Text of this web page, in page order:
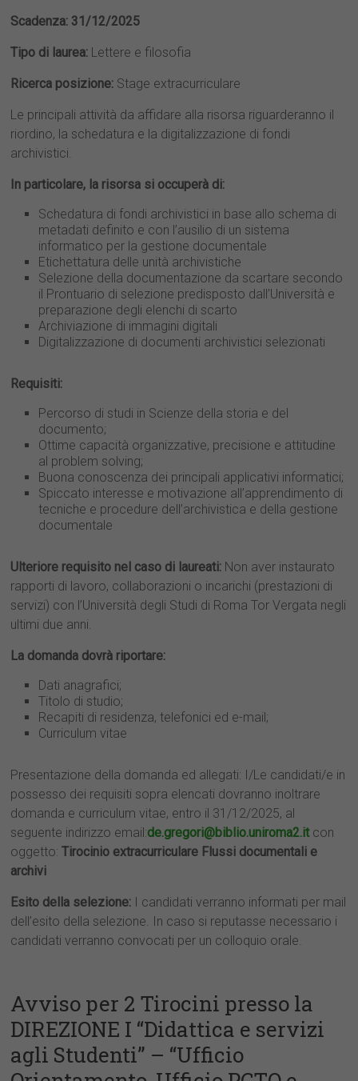
Scadenza: 31/12/2025
Tipo di laurea: Lettere e filosofia
Ricerca posizione: Stage extracurriculare
Le principali attività da affidare alla risorsa riguarderanno il
riordino, la schedatura e la digitalizzazione di fondi
archivistici.
In particolare, la risorsa si occuperà di:
Schedatura di fondi archivistici in base allo schema di
metadati definito e con l’ausilio di un sistema
informatico per la gestione documentale
Etichettatura delle unità archivistiche
Selezione della documentazione da scartare secondo
il Prontuario di selezione predisposto dall’Università e
preparazione degli elenchi di scarto
Archiviazione di immagini digitali
Digitalizzazione di documenti archivistici selezionati
Requisiti:
Percorso di studi in Scienze della storia e del
documento;
Ottime capacità organizzative, precisione e attitudine
al problem solving;
Buona conoscenza dei principali applicativi informatici;
Spiccato interesse e motivazione all’apprendimento di
tecniche e procedure dell’archivistica e della gestione
documentale
Ulteriore requisito nel caso di laureati: Non aver instaurato
rapporti di lavoro, collaborazioni o incarichi (prestazioni di
servizi) con l’Università degli Studi di Roma Tor Vergata negli
ultimi due anni.
La domanda dovrà riportare:
Dati anagrafici;
Titolo di studio;
Recapiti di residenza, telefonici ed e-mail;
Curriculum vitae
Presentazione della domanda ed allegati: I/Le candidati/e in
possesso dei requisiti sopra elencati dovranno inoltrare
domanda e curriculum vitae, entro il 31/12/2025, al
seguente indirizzo email:de.gregori@biblio.uniroma2.itcon
oggetto:Tirocinio extracurriculare Flussi documentali e
archivi
Esito della selezione: I candidati verranno informati per mail
dell’esito della selezione. In caso si reputasse necessario i
candidati verranno convocati per un colloquio orale.
Avviso per 2 Tirocini presso la
DIREZIONE I “Didattica e servizi
agli Studenti” – “Ufficio